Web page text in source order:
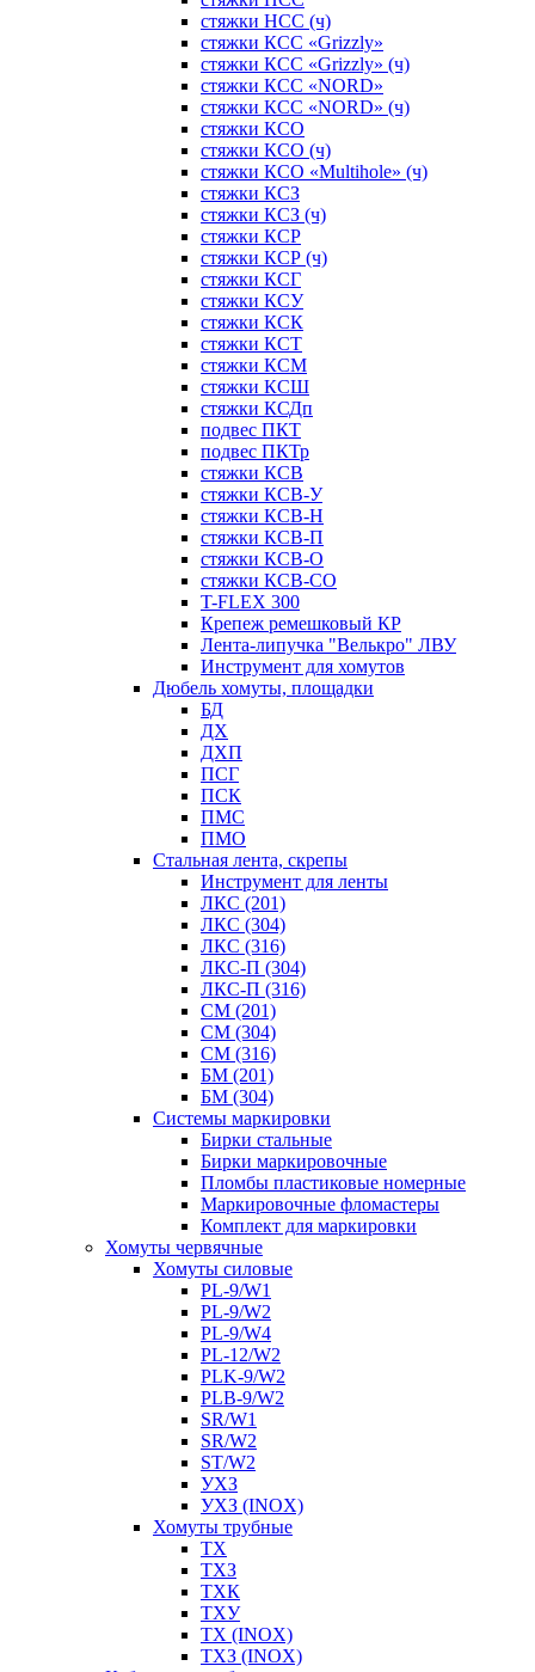
стяжки НСС (ч)
стяжки КСС «Grizzly»
стяжки КСС «Grizzly» (ч)
стяжки КСС «NORD»
стяжки КСС «NORD» (ч)
стяжки КСО
стяжки КСО (ч)
стяжки КСО «Multihole» (ч)
стяжки КСЗ
стяжки КСЗ (ч)
стяжки КСР
стяжки КСР (ч)
стяжки КСГ
стяжки КСУ
стяжки КСК
стяжки КСТ
стяжки КСМ
стяжки КСШ
стяжки КСДп
подвес ПКТ
подвес ПКТр
стяжки КСВ
стяжки КСВ-У
стяжки КСВ-Н
стяжки КСВ-П
стяжки КСВ-О
стяжки КСВ-СО
T-FLEX 300
Крепеж ремешковый КР
Лента-липучка "Велькро" ЛВУ
Инструмент для хомутов
Дюбель хомуты, площадки
БД
ДХ
ДХП
ПСГ
ПСК
ПМС
ПМО
Стальная лента, скрепы
Инструмент для ленты
ЛКС (201)
ЛКС (304)
ЛКС (316)
ЛКС-П (304)
ЛКС-П (316)
СМ (201)
СМ (304)
СМ (316)
БМ (201)
БМ (304)
Системы маркировки
Бирки стальные
Бирки маркировочные
Пломбы пластиковые номерные
Маркировочные фломастеры
Комплект для маркировки
Хомуты червячные
Хомуты силовые
PL-9/W1
PL-9/W2
PL-9/W4
PL-12/W2
PLK-9/W2
PLB-9/W2
SR/W1
SR/W2
ST/W2
УХЗ
УХЗ (INOX)
Хомуты трубные
ТХ
ТХЗ
ТХК
ТХУ
ТХ (INOX)
ТХЗ (INOX)